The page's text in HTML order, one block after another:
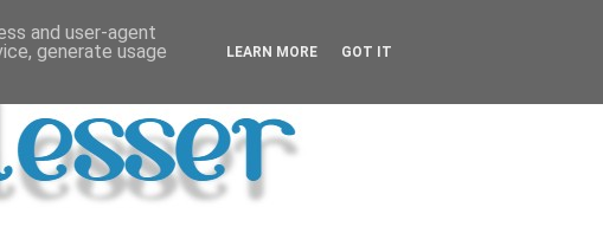
and user-agent
generate usage
LEARN MORE GOT IT